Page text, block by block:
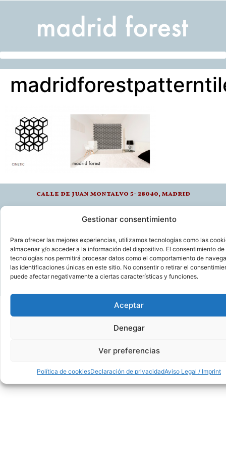
Gestionar consentimiento
Para ofrecer las mejores experiencias, utilizamos tecnologías como las
almacenar y/o acceder a la información del dispositivo. El consentimiento de
tecnologías nos permitirá procesar datos como el comportamiento de
las identificaciones únicas en este sitio. No consentir o retirar el
puede afectar negativamente a ciertas características y funciones.
Aceptar
Denegar
Ver preferencias
Política de cookiesDeclaración de privacidadAviso Legal / Imprint
calle de juan montalvo 5- 28040, madrid
l-v: 8.30-14 / 15-18h
91 554 31 44 / 618 259 012 • info@madridforest.es
showroom·venta·instalación · almacén